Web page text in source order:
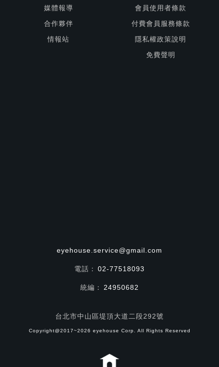
媒體報導
合作夥伴
情報站
會員使用者條款
付費會員服務條款
隱私權政策說明
免費聲明
eyehouse.service@gmail.com
電話： 02-77518093
統編： 24950682
台北市中山區堤頂大道二段292號
Copyright@2017~2026 eyehouse Corp. All Rights Reserved